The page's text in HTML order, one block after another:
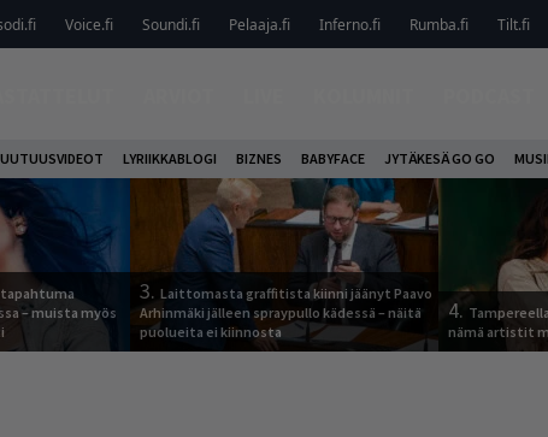
Voice.fi Soundi.fi Pelaaja.fi Inferno.fi Rumba.fi Tilt.fi
UUTUUSVIDEOT LYRIIKKABLOGI BIZNES BABYFACE JYTÄKESÄ GO GO
tapahtuma
– muista myös
3. Laittomasta graffitista kiinni jäänyt Paavo
Arhinmäki jälleen spraypullo kädessä – näitä
puolueita ei kiinnosta
4.
nämä artistit